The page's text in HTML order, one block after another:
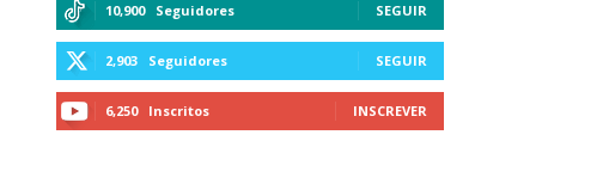
10,900 Seguidores SEGUIR
2,903 Seguidores SEGUIR
6,250 Inscritos INSCREVER